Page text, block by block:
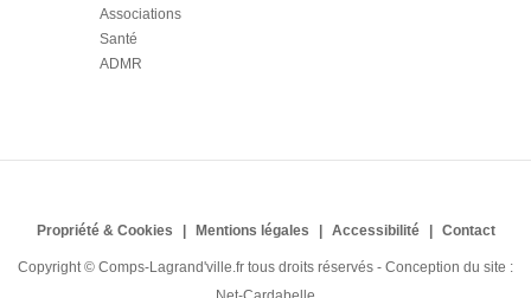
Associations
Santé
ADMR
Propriété & Cookies Mentions légales Accessibilité Contact
Copyright © Comps-Lagrand'ville.fr tous droits réservés - Conception du site :